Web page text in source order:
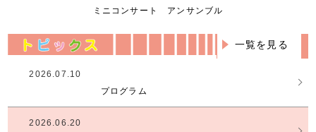
ミニコンサート アンサンブル
一覧を見る
2026.07.10
プログラム
2026.06.20